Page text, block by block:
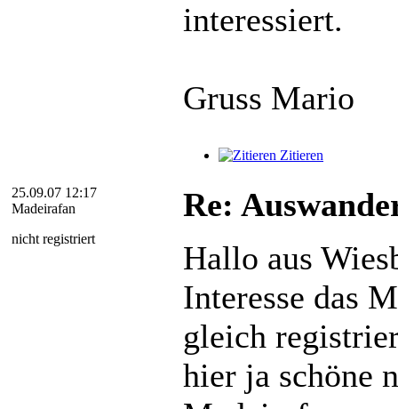
interessiert.
Gruss Mario
Zitieren
25.09.07 12:17
Madeirafan
nicht registriert
Re:
Hallo aus
Interesse das
gleich
hier ja schöne